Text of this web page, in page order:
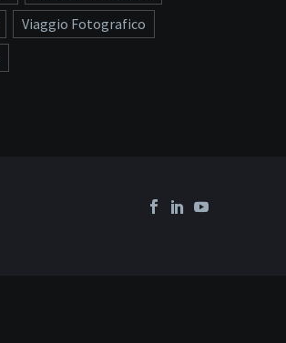
Viaggio Fotografico